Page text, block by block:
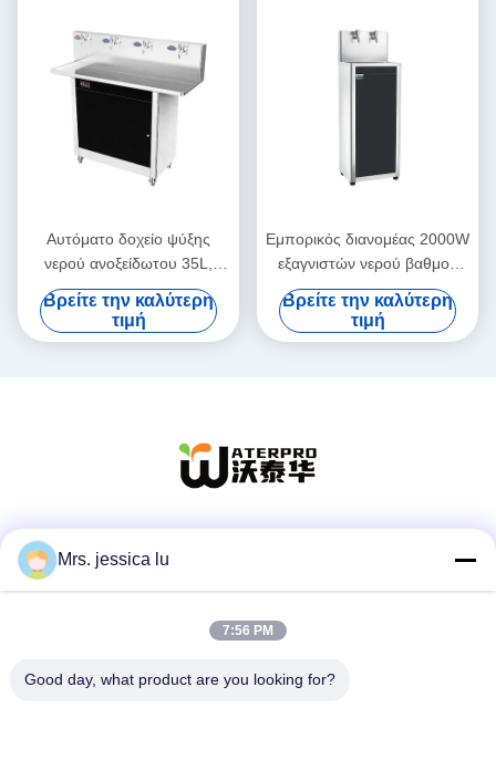
Αυτόματο δοχείο ψύξης
νερού ανοξείδωτου 35L,
διανομέας νερού Pou με 4
στρόφιγγες
Βρείτε την καλύτερη
τιμή
Εμπορικός διανομέας 2000W
εξαγνιστών νερού βαθμού
τροφίμων με 2 στρόφιγγες
Βρείτε την καλύτερη
τιμή
Mrs. jessica lu
7:56 PM
Good day, what product are you looking for?